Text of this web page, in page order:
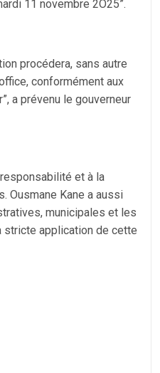
11 novembre 2O25”.
procédera, sans autre
conformément aux
a prévenu le gouverneur
et à la
Ousmane Kane a aussi
municipales et les
stricte application de cette